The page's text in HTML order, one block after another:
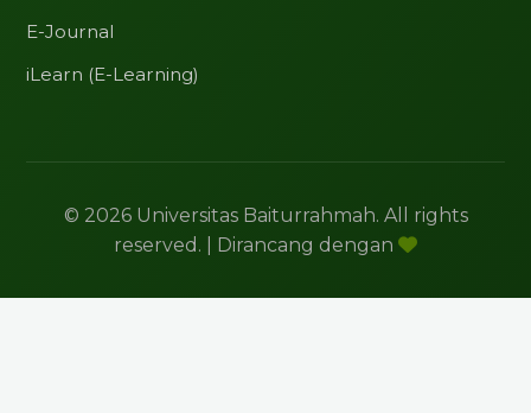
E-Journal
iLearn (E-Learning)
© 2026 Universitas Baiturrahmah. All rights
reserved. | Dirancang dengan